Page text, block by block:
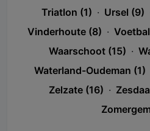
Triatlon (1) · Ursel (9)
Vinderhoute (8) ·
Waarschoot (15) ·
Waterland-Oudeman (1)
Zelzate (16) ·